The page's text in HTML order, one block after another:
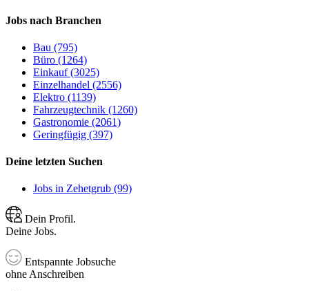
Jobs nach Branchen
Bau (795)
Büro (1264)
Einkauf (3025)
Einzelhandel (2556)
Elektro (1139)
Fahrzeugtechnik (1260)
Gastronomie (2061)
Geringfügig (397)
Deine letzten Suchen
Jobs in Zehetgrub (99)
Dein Profil.
Deine Jobs.
Entspannte Jobsuche
ohne Anschreiben